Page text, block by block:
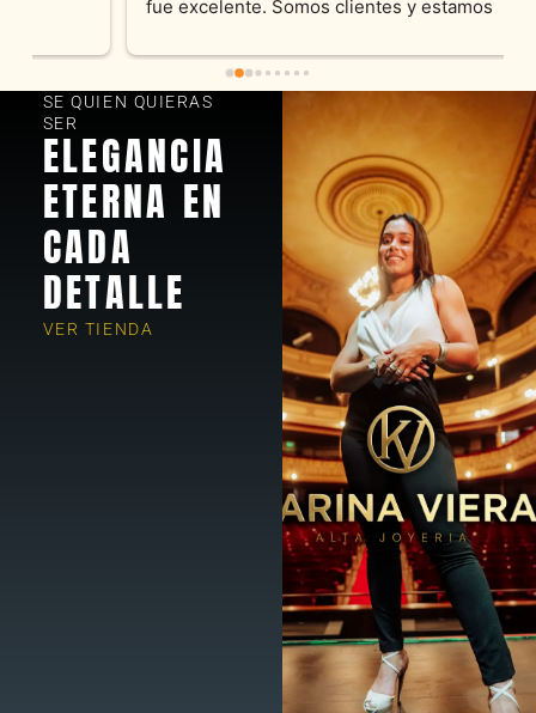
fue excelente. Somos clientes y estamos
SE QUIEN QUIERAS
SER
ELEGANCIA
ETERNA EN
CADA
DETALLE
VER TIENDA